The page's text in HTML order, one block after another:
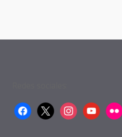
facebook
x instagramyoutubeflickr